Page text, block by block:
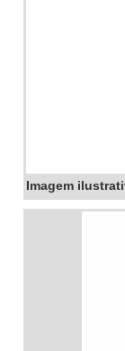
sp são
promoções,
Imagem